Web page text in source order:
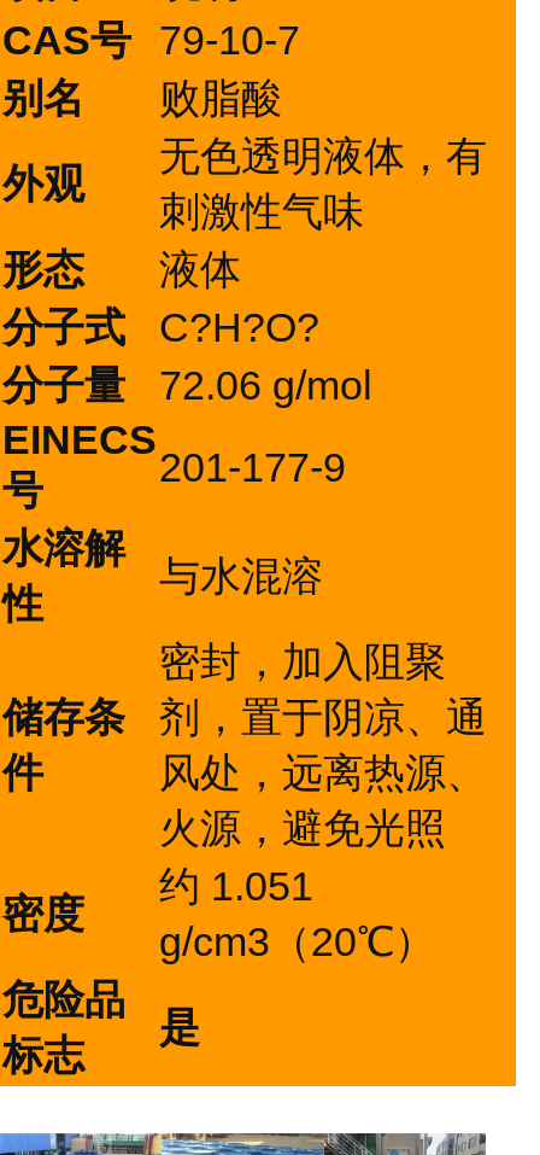
CAS号
79-10-7
别名
败脂酸
外观
无色透明液体，有
刺激性气味
形态
液体
分子式
C?H?O?
分子量
72.06 g/mol
EINECS
号
201-177-9
水溶解
性
与水混溶
储存条
件
密封，加入阻聚
剂，置于阴凉、通
风处，远离热源、
火源，避免光照
密度
约 1.051
g/cm3（20℃）
危险品
标志
是